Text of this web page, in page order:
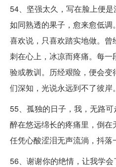
54、坚强太久，写在脸上便
如同熟透的果子，愈来愈低
喜欢说，只喜欢踏实地做。曾
刺在心上，冰凉而疼痛。每
验或教训。历经艰险，便会
们深知，光说永远到不了彼岸。
55、孤独的日子，我，无路
醉在悠远绵长的疼痛里，倒在
任凭心酸涩泪无声流淌，抖落
56、谢谢你的绝情，让我学会